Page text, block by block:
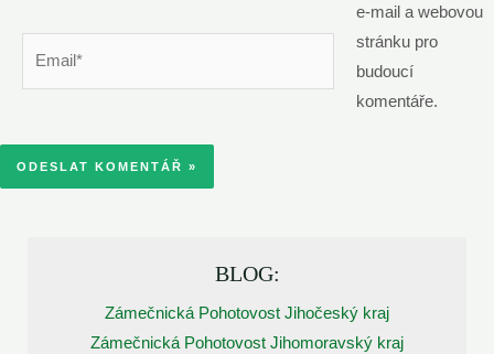
e-mail a webovou
stránku pro
budoucí
komentáře.
BLOG:
Zámečnická Pohotovost Jihočeský kraj
Zámečnická Pohotovost Jihomoravský kraj